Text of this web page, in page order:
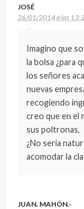
JOSÉ
26/01/2014 a las
Imagino que
la bolsa ¿para
los señores
nuevas
recogiendo
creo que en el
sus poltronas,
¿No seria
acomodar la
JUAN. MAHÓN.-